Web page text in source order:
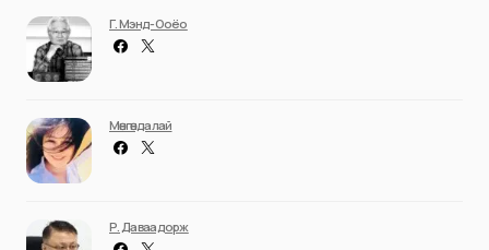
Г. Мэнд-Ооёо
Мөнгөндалай
Р. Даваадорж